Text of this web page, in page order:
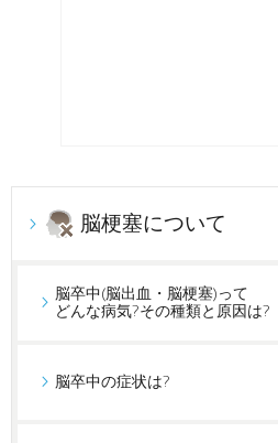
脳梗塞について
脳卒中(脳出血・脳梗塞)って
どんな病気?その種類と原因は?
脳卒中の症状は?